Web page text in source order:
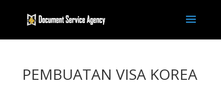
PEMBUATAN VISA KOREA